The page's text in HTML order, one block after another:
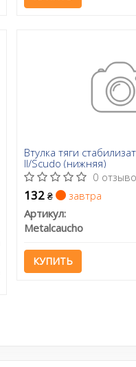
Втулка тяги
II/Scudo (нижняя)
0
132 ₴
завтра
Артикул:
Metalcaucho
КУПИТЬ